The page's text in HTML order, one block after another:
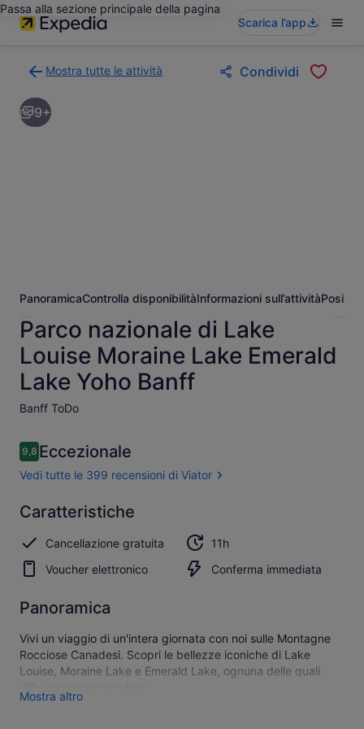
Passa alla sezione principale della pagina
Scarica l’app
Mostra tutte le attività
alla
pagina
dei
Condividi
9+
PanoramicaControlla disponibilitàInformazioni sull’attività
Parco nazionale di Lake
Louise Moraine Lake Emerald
Lake Yoho Banff
Banff ToDo​
Recensioni
9,89,8 su 10
Eccezionale
Vedi tutte le 399 recensioni di Viator
9.89.8 su 10
Eccezionale
Mostra
tutte e
399 le
recensioni
Caratteristiche
Cancellazione gratuita
11h
Voucher elettronico
Conferma immediata
Panoramica
Vivi un viaggio di un'intera giornata con noi sulle Montagne
Rocciose Canadesi. Scopri le bellezze iconiche di Lake
Louise, Moraine Lake e Emerald Lake, ognuna delle quali
Mostra altro